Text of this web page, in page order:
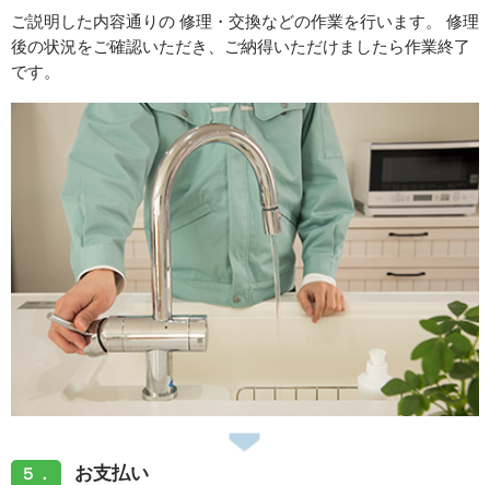
ご説明した内容通りの 修理・交換などの作業を行います。 修理
後の状況をご確認いただき、ご納得いただけましたら作業終了
です。
５． お支払い